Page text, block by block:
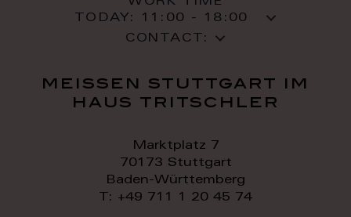
TODAY:
11:00 - 18:00
CONTACT:
meissen stuttgart im
haus tritschler
Marktplatz 7
70173 Stuttgart
Baden-Württemberg
T: +49 711 1 20 45 74